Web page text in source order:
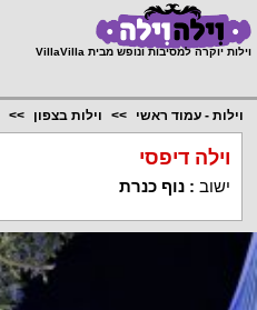
וילות יוקרה למסיבות ונופש מבית VillaVilla
וילות - עמוד ראשי וילות בצפון
וילה דיפסי
ישוב :נוף כנרת